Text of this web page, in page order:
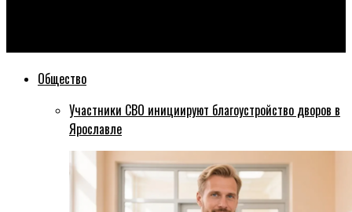
Общество
Участники СВО инициируют благоустройство дворов в
Ярославле